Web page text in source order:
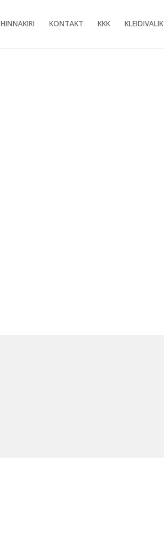
HINNAKIRI KONTAKT KKK KLEIDIVALIK